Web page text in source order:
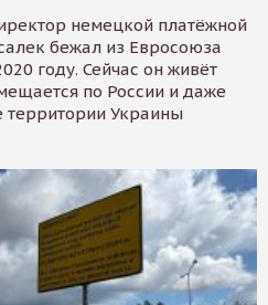
немецкой платёжной
бежал из Евросоюза
году. Сейчас он живёт
по России и даже
территории Украины